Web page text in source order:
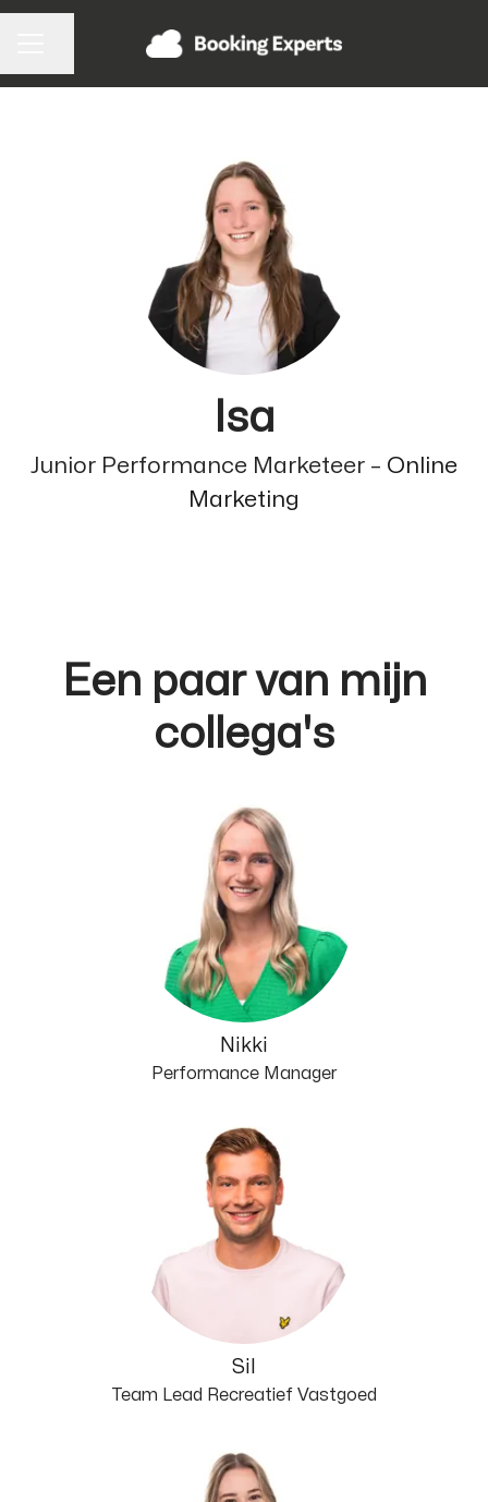
CARRIÈREMENU
Isa
Junior Performance Marketeer – Online
Marketing
Een paar van mijn
collega's
Nikki
Performance Manager
Sil
Team Lead Recreatief Vastgoed